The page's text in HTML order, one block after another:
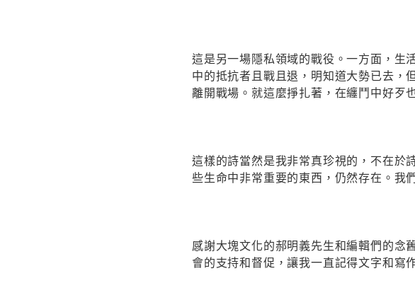
這是另一場隱私領域的戰役。一方面，生
中的抵抗者且戰且退，明知道大勢已去，
離開戰場。就這麼掙扎著，在纏鬥中好歹
這樣的詩當然是我非常真珍視的，不在於
些生命中非常重要的東西，仍然存在。我
感謝大塊文化的郝明義先生和編輯們的念
會的支持和督促，讓我一直記得文字和寫